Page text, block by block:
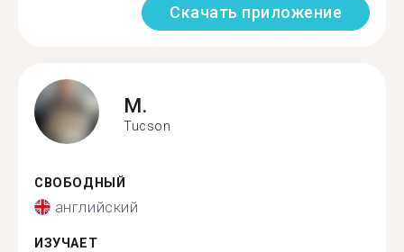
Скачать приложение
M.
Tucson
СВОБОДНЫЙ
английский
ИЗУЧАЕТ